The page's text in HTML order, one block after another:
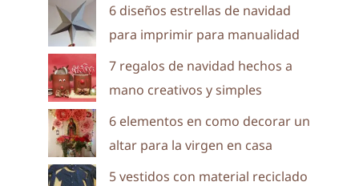
6 diseños estrellas de navidad
para imprimir para manualidad
7 regalos de navidad hechos a
mano creativos y simples
6 elementos en como decorar un
altar para la virgen en casa
5 vestidos con material reciclado